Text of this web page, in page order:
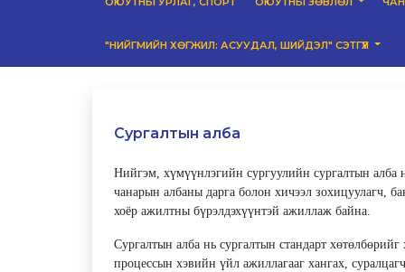
"НИЙГМИЙН ХӨГЖИЛ: АСУУДАЛ, ШИЙДЭЛ" СЭТГҮҮЛ
Сургалтын алба
Нийгэм, хүмүүнлэгийн сургуулийн сургалтын алба
чанарын албаны дарга болон хичээл зохицуулагч,
хоёр ажилтны бүрэлдэхүүнтэй ажиллаж байна.
Сургалтын алба нь сургалтын стандарт
процессын хэвийн үйл ажиллагааг хангах,